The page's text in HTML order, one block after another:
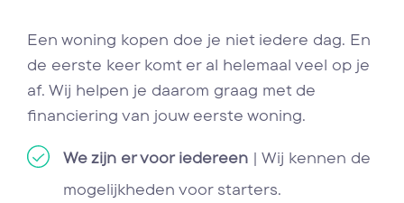
Een woning kopen doe je niet iedere dag. En
de eerste keer komt er al helemaal veel op je
af. Wij helpen je daarom graag met de
financiering van jouw eerste woning.
We zijn er voor iedereen | Wij kennen de
mogelijkheden voor starters.